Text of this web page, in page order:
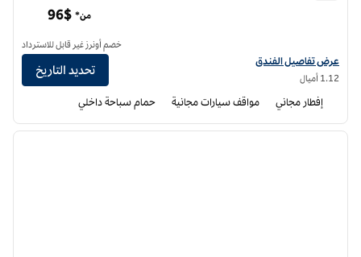
عرض تفاصيل الفندق الخاصة بـ سبارك من هيلتون Lockport
عرض تفاصيل الفندق
1.12 أميال
من* 96$
خصم أونرز غير قابل للاسترداد
تحديد التاريخ
إفطار مجاني مواقف سيارات مجانية حمام سباحة داخلي
1 من 12
الصورة